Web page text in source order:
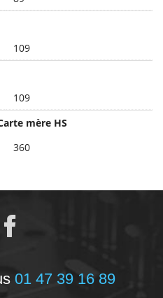
109
109
mère HS
360
01 47 39 16 89